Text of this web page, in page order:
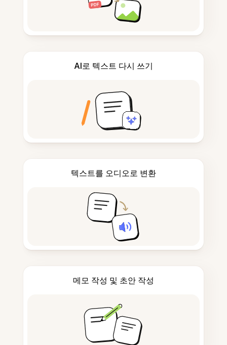
AI로 텍스트 다시 쓰기
텍스트를 오디오로 변환
메모 작성 및 초안 작성